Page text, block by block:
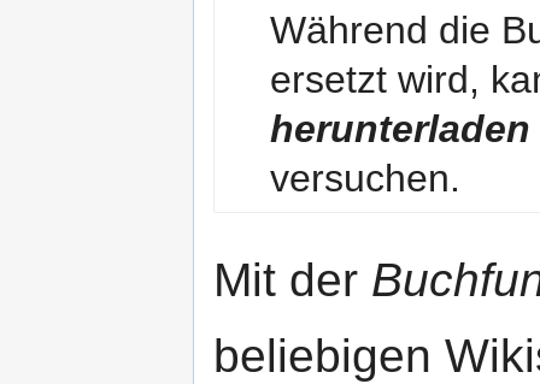
Während die
ersetzt wird,
herunterladen
versuchen.
Mit der
beliebigen